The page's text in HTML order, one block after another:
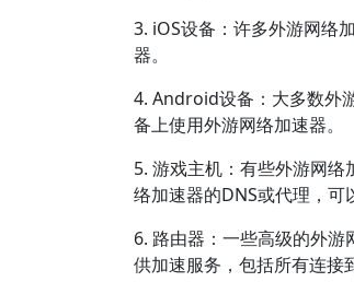
3. iOS设备：许多外游网络
器。
4. Android设备：大多数外
备上使用外游网络加速器。
5. 游戏主机：有些外游网
络加速器的DNS或代理，可
6. 路由器：一些高级的外
供加速服务，包括所有连接